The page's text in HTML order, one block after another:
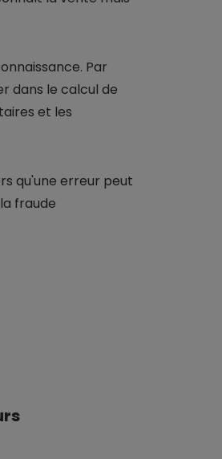
Par
dans le calcul de
et les
qu'une erreur peut
fraude